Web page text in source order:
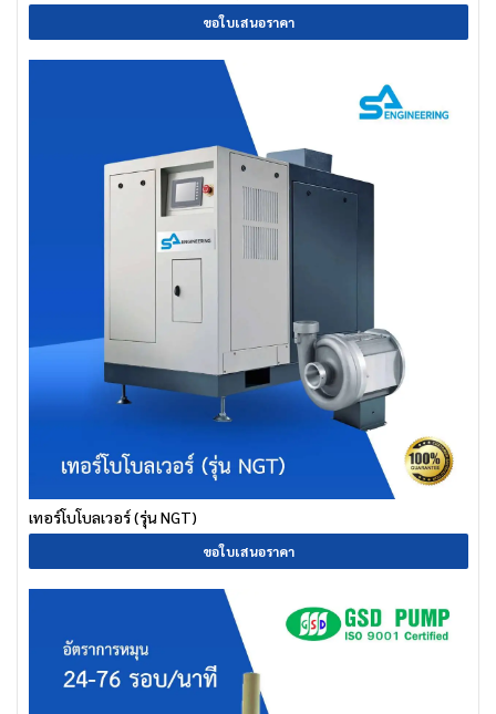
ขอใบเสนอราคา
เทอร์โบโบลเวอร์ (รุ่น NGT)
ขอใบเสนอราคา